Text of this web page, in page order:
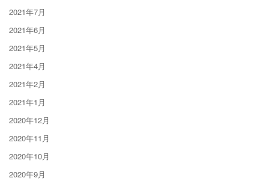
2021年7月
2021年6月
2021年5月
2021年4月
2021年2月
2021年1月
2020年12月
2020年11月
2020年10月
2020年9月